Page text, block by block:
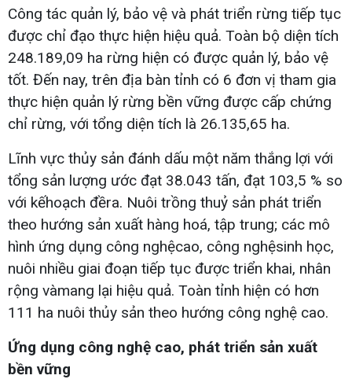
Công tác quản lý, bảo vệ và phát triển rừng tiếp tục
được chỉ đạo thực hiện hiệu quả. Toàn bộ diện tích
248.189,09 ha rừng hiện có được quản lý, bảo vệ
tốt. Đến nay, trên địa bàn tỉnh có 6 đơn vị tham gia
thực hiện quản lý rừng bền vững được cấp chứng
chỉ rừng, với tổng diện tích là 26.135,65 ha.
Lĩnh vực thủy sản đánh dấu một năm thắng lợi với
tổng sản lượng ước đạt 38.043 tấn, đạt 103,5 % so
với kếhoạch đềra. Nuôi trồng thuỷ sản phát triển
theo hướng sản xuất hàng hoá, tập trung; các mô
hình ứng dụng công nghệcao, công nghệsinh học,
nuôi nhiều giai đoạn tiếp tục được triển khai, nhân
rộng vàmang lại hiệu quả. Toàn tỉnh hiện có hơn
111 ha nuôi thủy sản theo hướng công nghệ cao.
Ứng dụng công nghệ cao, phát triển sản xuất
bền vững